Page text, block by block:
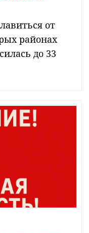
от
районах
до 33